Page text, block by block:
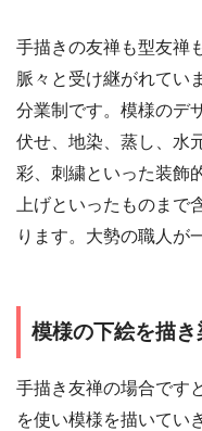
手描きの友禅も型友禅
脈々と受け継がれてい
分業制です。模様のデ
伏せ、地染、蒸し、水
彩、刺繍といった装飾
上げといったものまで
ります。大勢の職人が
模様の下絵を描
手描き友禅の場合です
を使い模様を描いてい